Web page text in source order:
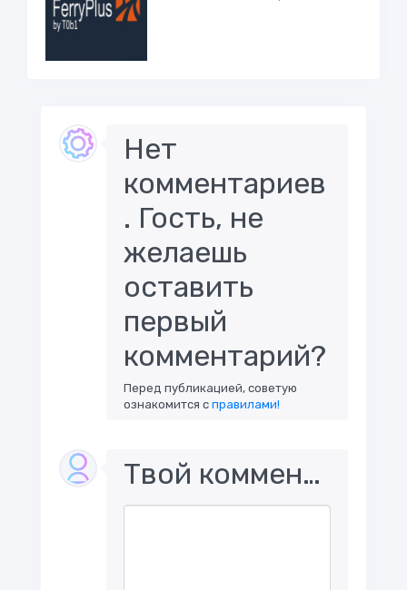
Нет
комментариев
. Гость, не
желаешь
оставить
первый
комментарий?
Перед публикацией, советую
ознакомится справилами!
Твой комментарий..